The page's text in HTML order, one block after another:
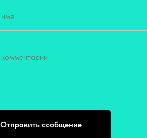
Отправить сообщение